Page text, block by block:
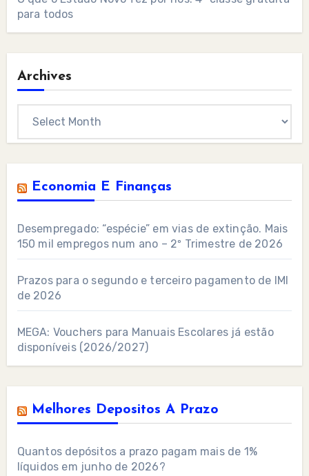
para todos
Archives
Economia E Finanças
Desempregado: “espécie” em vias de extinção. Mais
150 mil empregos num ano – 2º Trimestre de 2026
Prazos para o segundo e terceiro pagamento de IMI
de 2026
MEGA: Vouchers para Manuais Escolares já estão
disponíveis (2026/2027)
Melhores Depositos A Prazo
Quantos depósitos a prazo pagam mais de 1%
líquidos em junho de 2026?